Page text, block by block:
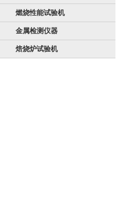
燃烧性能试验机
金属检测仪器
焙烧炉试验机